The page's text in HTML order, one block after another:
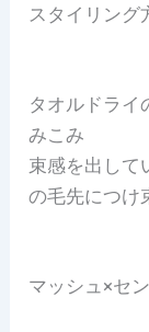
スタイリング
タオルドライ
みこみ
束感を出して
の毛先につけ
マッシュ×セ